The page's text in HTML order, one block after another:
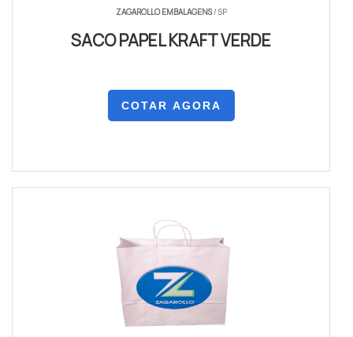
ZAGAROLLO EMBALAGENS/ SP
SACO PAPEL KRAFT VERDE
COTAR AGORA